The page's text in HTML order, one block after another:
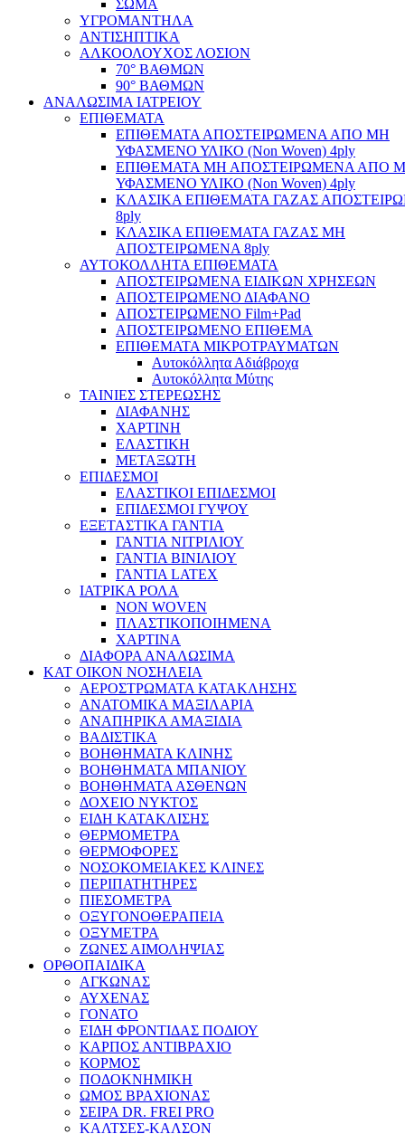
ΣΩΜΑ
ΥΓΡΟΜΑΝΤΗΛΑ
ΑΝΤΙΣΗΠΤΙΚΑ
ΑΛΚΟΟΛΟΥΧΟΣ ΛΟΣΙΟΝ
70° ΒΑΘΜΩΝ
90° ΒΑΘΜΩΝ
ΑΝΑΛΩΣΙΜΑ ΙΑΤΡΕΙΟΥ
ΕΠΙΘΕΜΑΤΑ
ΕΠΙΘΕΜΑΤΑ ΑΠΟΣΤΕΙΡΩΜΕΝΑ ΑΠΟ ΜΗ
ΥΦΑΣΜΕΝΟ ΥΛΙΚΟ (Non Woven) 4ply
ΕΠΙΘΕΜΑΤΑ ΜΗ ΑΠΟΣΤΕΙΡΩΜΕΝΑ ΑΠΟ
ΥΦΑΣΜΕΝΟ ΥΛΙΚΟ (Non Woven) 4ply
ΚΛΑΣΙΚΑ ΕΠΙΘΕΜΑΤΑ ΓΑΖΑΣ
8ply
ΚΛΑΣΙΚΑ ΕΠΙΘΕΜΑΤΑ ΓΑΖΑΣ ΜΗ
ΑΠΟΣΤΕΙΡΩΜΕΝΑ 8ply
ΑΥΤΟΚΟΛΛΗΤΑ ΕΠΙΘΕΜΑΤΑ
ΑΠΟΣΤΕΙΡΩΜΕΝΑ ΕΙΔΙΚΩΝ ΧΡΗΣΕΩΝ
ΑΠΟΣΤΕΙΡΩΜΕΝΟ ΔΙΑΦΑΝΟ
ΑΠΟΣΤΕΙΡΩΜΕΝΟ Film+Pad
ΑΠΟΣΤΕΙΡΩΜΕΝΟ ΕΠΙΘΕΜΑ
ΕΠΙΘΕΜΑΤΑ ΜΙΚΡΟΤΡΑΥΜΑΤΩΝ
Αυτοκόλλητα Αδιάβροχα
Αυτοκόλλητα Μύτης
ΤΑΙΝΙΕΣ ΣΤΕΡΕΩΣΗΣ
ΔΙΑΦΑΝΗΣ
ΧΑΡΤΙΝΗ
ΕΛΑΣΤΙΚΗ
ΜΕΤΑΞΩΤΗ
ΕΠΙΔΕΣΜΟΙ
ΕΛΑΣΤΙΚΟΙ ΕΠΙΔΕΣΜΟΙ
ΕΠΙΔΕΣΜΟΙ ΓΥΨΟΥ
ΕΞΕΤΑΣΤΙΚΑ ΓΑΝΤΙΑ
ΓΑΝΤΙΑ ΝΙΤΡΙΛΙΟΥ
ΓΑΝΤΙΑ ΒΙΝΙΛΙΟΥ
ΓΑΝΤΙΑ LATEX
ΙΑΤΡΙΚΑ ΡΟΛΑ
NON WOVEN
ΠΛΑΣΤΙΚΟΠΟΙΗΜΕΝΑ
ΧΑΡΤΙΝΑ
ΔΙΑΦΟΡΑ ΑΝΑΛΩΣΙΜΑ
ΚΑΤ ΟΙΚΟΝ ΝΟΣΗΛΕΙΑ
ΑΕΡΟΣΤΡΩΜΑΤΑ ΚΑΤΑΚΛΗΣΗΣ
ΑΝΑΤΟΜΙΚΑ ΜΑΞΙΛΑΡΙΑ
ΑΝΑΠΗΡΙΚΑ ΑΜΑΞΙΔΙΑ
ΒΑΔΙΣΤΙΚΑ
ΒΟΗΘΗΜΑΤΑ ΚΛΙΝΗΣ
ΒΟΗΘΗΜΑΤΑ ΜΠΑΝΙΟΥ
ΒΟΗΘΗΜΑΤΑ ΑΣΘΕΝΩΝ
ΔΟΧΕΙΟ ΝΥΚΤΟΣ
ΕΙΔΗ ΚΑΤΑΚΛΙΣΗΣ
ΘΕΡΜΟΜΕΤΡΑ
ΘΕΡΜΟΦΟΡΕΣ
ΝΟΣΟΚΟΜΕΙΑΚΕΣ ΚΛΙΝΕΣ
ΠΕΡΙΠΑΤΗΤΗΡΕΣ
ΠΙΕΣΟΜΕΤΡΑ
ΟΞΥΓΟΝΟΘΕΡΑΠΕΙΑ
ΟΞΥΜΕΤΡΑ
ΖΩΝΕΣ ΑΙΜΟΛΗΨΙΑΣ
ΟΡΘΟΠΑΙΔΙΚΑ
ΑΓΚΩΝΑΣ
ΑΥΧΕΝΑΣ
ΓΟΝΑΤΟ
ΕΙΔΗ ΦΡΟΝΤΙΔΑΣ ΠΟΔΙΟΥ
ΚΑΡΠΟΣ ΑΝΤΙΒΡΑΧΙΟ
ΚΟΡΜΟΣ
ΠΟΔΟΚΝΗΜΙΚΗ
ΩΜΟΣ ΒΡΑΧΙΟΝΑΣ
ΣΕΙΡΑ DR. FREI PRO
ΚΑΛΤΣΕΣ-ΚΑΛΣΟΝ